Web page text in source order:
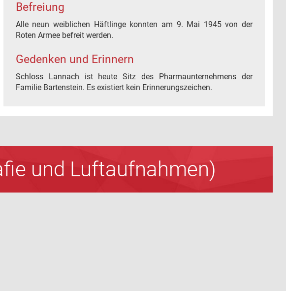
Befreiung
Alle neun weiblichen Häftlinge konnten am 9. Mai 1945 von der
Roten Armee befreit werden.
Gedenken und Erinnern
Schloss Lannach ist heute Sitz des Pharmaunternehmens der
Familie Bartenstein. Es existiert kein Erinnerungszeichen.
und Luftaufnahmen)